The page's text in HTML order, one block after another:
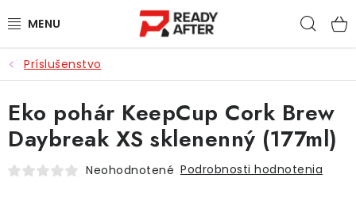
na
KÁVA
SYPANÉ ČAJE
CASCARA
Príslušenstvo
Eko pohár KeepCup Cork Brew
Daybreak XS sklenenný (177ml)
Neohodnotené Podrobnosti hodnotenia